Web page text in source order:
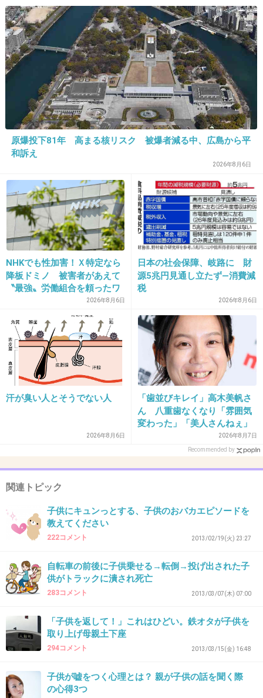
「ばきべいべーとばきが あそびにきてくれたっ
たったるーん」
↑こんなのが母親なんだもんなあ…(;´Д｀)
+141
29. 匿名2014/05/30(金) 01:12:26
ボーダーかぶりカワイイ♡
出典：stat001.ameba.jp
+258 -5
30. 匿名 2014/05/30(金) 01:12:46
文章が読みづらい～(/ー￣;)
こんなブログ書いて恥ずかしさはないのだろう
丸出しですけどΣ(ノд<)
+93
31. 匿名2014/05/30(金) 01:13:37
西山茉希の旦那早乙女太一は育児協力してるの
-0
2014/05/30(金) 01:15:48
残念だけど、両親ともフジモン負けだから、仕
方がない
+28 -4
33. 匿名2014/05/30(金) 01:16:24
西山茉希が山田優の家に自分の子供用ゆりかご
を送りつけたと知ってドン引きした…
親友なら山田優がずっと子供欲しがってること
知ってるだろうに
原爆投下81年 高まる核リスク 被爆者減る中、広島から平
和訴え
2026年8月6日
NHKでも性加害！Ｘ特定なら
降板ドミノ 被害者があえて
〝最強〟労働組合を頼ったワ
2026年8月6日
日本の社会保障、岐路に 財
源5兆円見通し立たず―消費減
税
2026年8月6日
汗が臭い人とそうでない人
2026年8月6日
「歯並びキレイ」高木美帆さ
ん 八重歯なくなり「雰囲気
変わった」「美人さんねぇ」
「歯列矯正してるんや」2026年8月7日
Recommended by
関連トピック
子供にキュンっとする、子供のおバカエピソードを
教えてください
222コメント 2013/02/19(火) 23:27
自転車の前後に子供乗せる→転倒→投げ出された子
供がトラックに潰され死亡
283コメント 2013/03/07(木) 07:00
「子供を返して！」これはひどい。鉄オタが子供を
取り上げ母親土下座
294コメント 2013/03/15(金) 16:48
子供が嘘をつく心理とは？ 親が子供の話を聞く際
の心得3つ